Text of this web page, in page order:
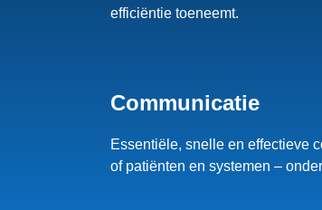
efficiëntie toeneemt.
Communicatie
Essentiële, snelle en effectieve
of patiënten en systemen –